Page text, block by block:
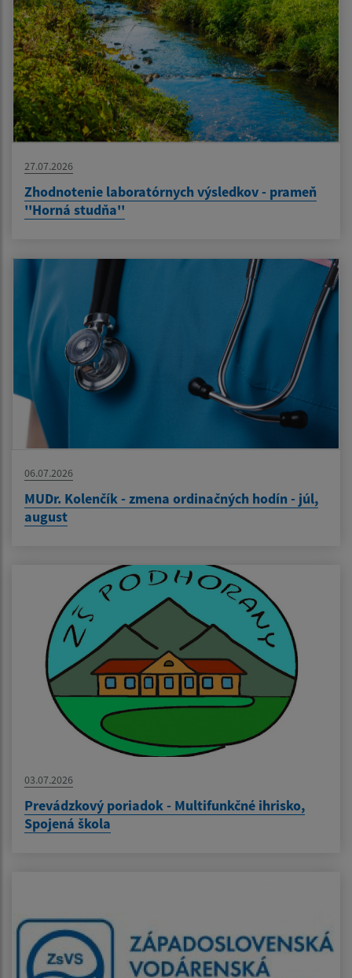
27.07.2026
Zhodnotenie laboratórnych výsledkov - prameň
''Horná studňa''
06.07.2026
MUDr. Kolenčík - zmena ordinačných hodín - júl,
august
03.07.2026
Prevádzkový poriadok - Multifunkčné ihrisko,
Spojená škola